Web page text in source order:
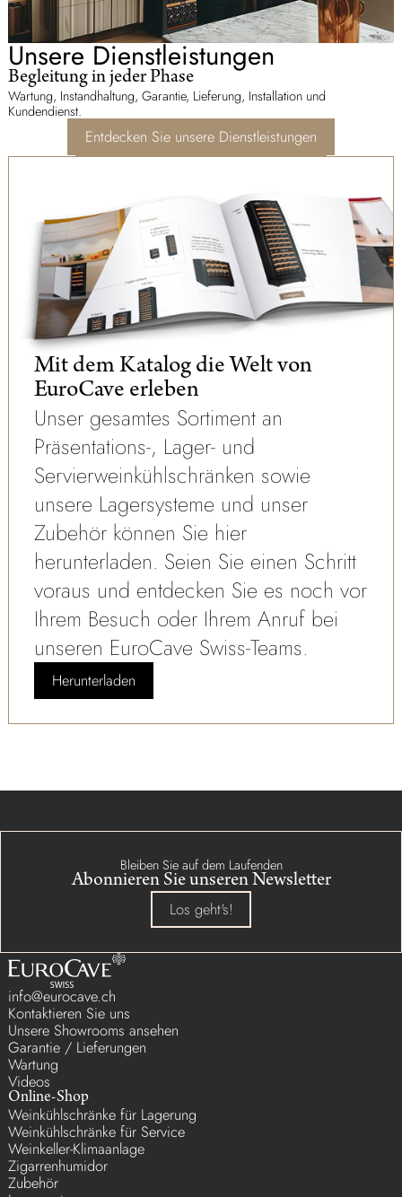
Unsere Dienstleistungen
Begleitung in jeder Phase
Wartung, Instandhaltung, Garantie, Lieferung, Installation und
Kundendienst.
Entdecken Sie unsere Dienstleistungen
Mit dem Katalog die Welt von
EuroCave erleben
Unser gesamtes Sortiment an
Präsentations-, Lager- und
Servierweinkühlschränken sowie
unsere Lagersysteme und unser
Zubehör können Sie hier
herunterladen. Seien Sie einen Schritt
voraus und entdecken Sie es noch vor
Ihrem Besuch oder Ihrem Anruf bei
unseren EuroCave Swiss-Teams.
Herunterladen
Bleiben Sie auf dem Laufenden
Abonnieren Sie unseren Newsletter
Los geht's!
info@eurocave.ch
Kontaktieren Sie uns
Unsere Showrooms ansehen
Garantie / Lieferungen
Wartung
Videos
Online-Shop
Weinkühlschränke für Lagerung
Weinkühlschränke für Service
Weinkeller-Klimaanlage
Zigarrenhumidor
Zubehör